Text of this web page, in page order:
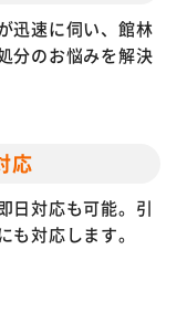
迅速に伺い、館林
分のお悩みを解決
応
日対応も可能。引
も対応します。